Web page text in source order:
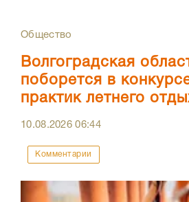
Общество
Волгоградская
поборется в
практик летнего
10.08.202606:44
Комментарии